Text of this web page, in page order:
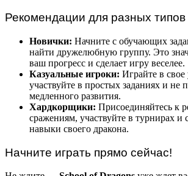
Рекомендации для разных типов
Новички: Начните с обучающих
найти дружелюбную группу. Это
ваш прогресс и сделает игру веселее.
Казуальные игроки: Играйте в свое
участвуйте в простых заданиях и не
медленного развития.
Хардкорщики: Присоединяйтесь к
сражениям, участвуйте в турнирах и
навыки своего дракона.
Начните играть прямо сейчас!